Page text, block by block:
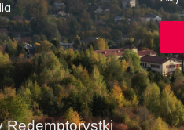
Redemptorystki